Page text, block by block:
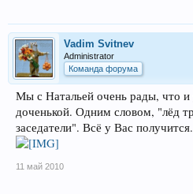
Vadim Svitnev
Administrator
Команда форума
Мы с Натальей очень рады, что и
доченькой. Одним словом, "лёд
заседатели". Всё у Вас получится.
11 май 2010